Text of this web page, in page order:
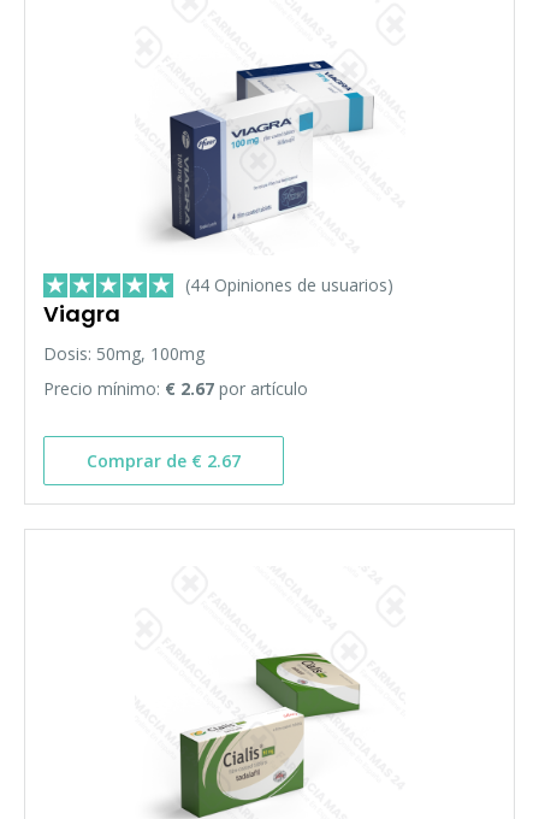
(44 Opiniones de usuarios)
Viagra
Dosis: 50mg, 100mg
Precio mínimo: € 2.67 por artículo
Comprar de € 2.67